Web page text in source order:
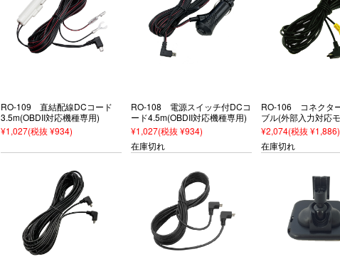
RO-109 直結配線DCコード
3.5m(OBDII対応機種専用)
¥1,027(税抜 ¥934)
RO-108 電源スイッチ付DCコ
ード4.5m(OBDII対応機種専用)
¥1,027(税抜 ¥934)
在庫切れ
RO-106 コネクタ
ブル(外部入力対応
¥2,074(税抜 ¥1,886)
在庫切れ